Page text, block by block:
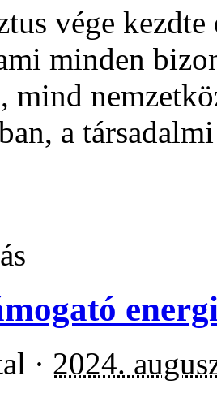
vége
minden
mind
a
· 2024.